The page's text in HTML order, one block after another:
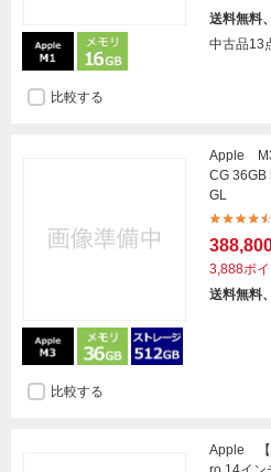
送料無料
中古品13
比較する
Apple
CG 36GB
GL
3,888ポイ
送料無料
比較する
Apple 【